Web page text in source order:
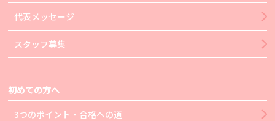
代表メッセージ
スタッフ募集
初めての方へ
3つのポイント・合格への道